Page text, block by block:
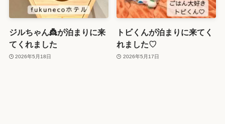
ジルちゃん👸が泊まりに来
てくれました
2026年5月18日
トビくんが泊まりに来てく
れました♡
2026年5月17日